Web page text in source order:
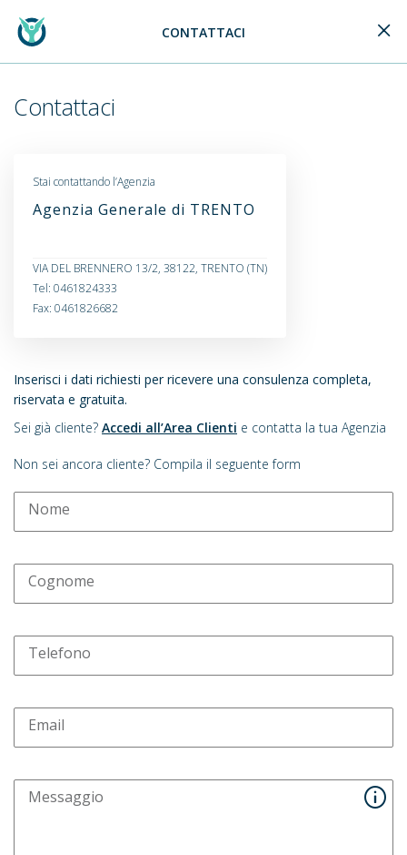
Generali Logo CONTATTACI
Contattaci
Inserisci i dati richiesti per ricevere una consulenza completa,
riservata e gratuita.
Sei già cliente? Accedi all’Area Clienti e contatta la tua Agenzia
Non sei ancora cliente? Compila il seguente form
Nome
Cognome
Telefono
Email
Messaggio
Stai contattando l’Agenzia
Agenzia Generale di TRENTO
VIA DEL BRENNERO 13/2, 38122, TRENTO (TN)
Tel: 0461824333
Fax: 0461826682